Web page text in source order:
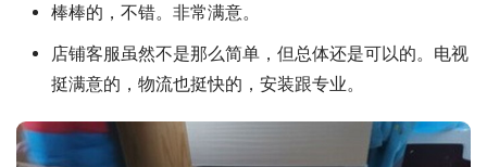
棒棒的，不错。非常满意。
店铺客服虽然不是那么简单，但总体还是可以的。电视
挺满意的，物流也挺快的，安装跟专业。